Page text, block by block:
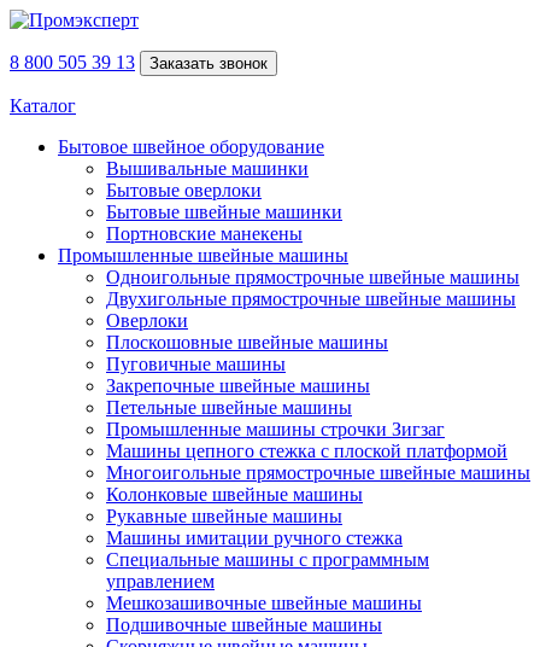
8 800 505 39 13 Заказать звонок
Каталог
Бытовое швейное оборудование
Вышивальные машинки
Бытовые оверлоки
Бытовые швейные машинки
Портновские манекены
Промышленные швейные машины
Одноигольные прямострочные швейные машины
Двухигольные прямострочные швейные машины
Оверлоки
Плоскошовные швейные машины
Пуговичные машины
Закрепочные швейные машины
Петельные швейные машины
Промышленные машины строчки Зигзаг
Машины цепного стежка с плоской платформой
Многоигольные прямострочные швейные машины
Колонковые швейные машины
Рукавные швейные машины
Машины имитации ручного стежка
Специальные машины с программным
управлением
Мешкозашивочные швейные машины
Подшивочные швейные машины